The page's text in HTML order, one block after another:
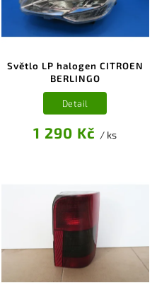
Světlo LP halogen CITROEN
BERLINGO
1 290 Kč / ks
Detail